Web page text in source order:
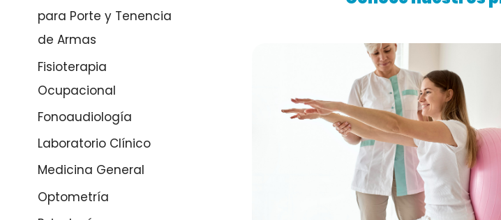
para Porte y Tenencia
de Armas
Fisioterapia
Ocupacional
Fonoaudiología
Laboratorio Clínico
Medicina General
Optometría